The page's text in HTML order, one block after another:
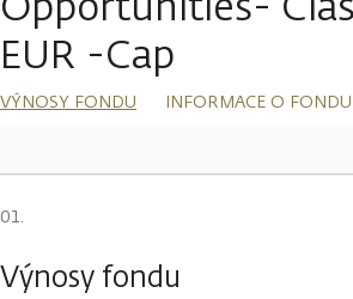
EUR -Cap
VÝNOSY FONDU INFORMACE O FONDU
Výnosy fondu